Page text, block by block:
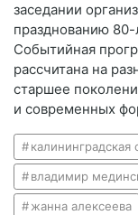
заседании
празднованию 80-
Событийная
рассчитана на
старшее
и современных
калининградская
владимир
жанна алексеева